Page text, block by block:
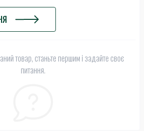
товар, станьте першим і задайте своє
питання.